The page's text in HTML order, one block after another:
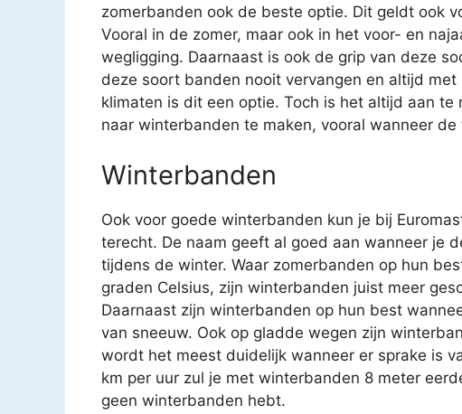
zomerbanden ook de beste optie. Dit geldt ook
Vooral in de zomer, maar ook in het voor- en
wegligging. Daarnaast is ook de grip van deze
deze soort banden nooit vervangen en altijd
klimaten is dit een optie. Toch is het altijd aan
naar winterbanden te maken, vooral wanneer
Winterbanden
Ook voor goede winterbanden kun je bij
terecht. De naam geeft al goed aan wanneer je
tijdens de winter. Waar zomerbanden op hun
graden Celsius, zijn winterbanden juist meer
Daarnaast zijn winterbanden op hun best
van sneeuw. Ook op gladde wegen zijn
wordt het meest duidelijk wanneer er sprake is
km per uur zul je met winterbanden 8 meter
geen winterbanden hebt.